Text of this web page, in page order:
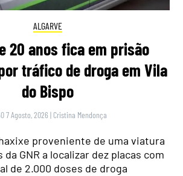
ALGARVE
20 anos fica em prisão
tráfico de droga em Vila
do Bispo
7 Agosto, 2026 | Cristina Mendonça
proveniente de uma viatura
GNR a localizar dez placas com
de 2.000 doses de droga